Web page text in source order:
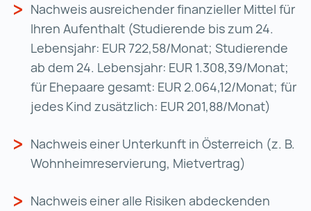
Nachweis ausreichender finanzieller Mittel für
Ihren Aufenthalt (Studierende bis zum 24.
Lebensjahr: EUR 722,58/Monat; Studierende
ab dem 24. Lebensjahr: EUR 1.308,39/Monat;
für Ehepaare gesamt: EUR 2.064,12/Monat; für
jedes Kind zusätzlich: EUR 201,88/Monat)
Nachweis einer Unterkunft in Österreich (z. B.
Wohnheim­reservierung, Miet­vertrag)
Nachweis eineralle Risiken abdeckenden